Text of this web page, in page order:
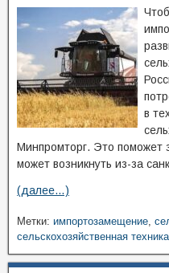
в
Минпромторг. Это поможет
может возникнуть из-за
(далее…)
Метки: импортозамещение,
сельскохозяйственная техника